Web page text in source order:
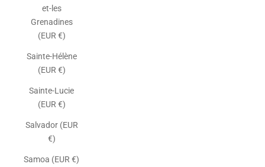
et-les
Grenadines
(EUR €)
Sainte-Hélène
(EUR €)
Sainte-Lucie
(EUR €)
Salvador (EUR
€)
Samoa (EUR €)